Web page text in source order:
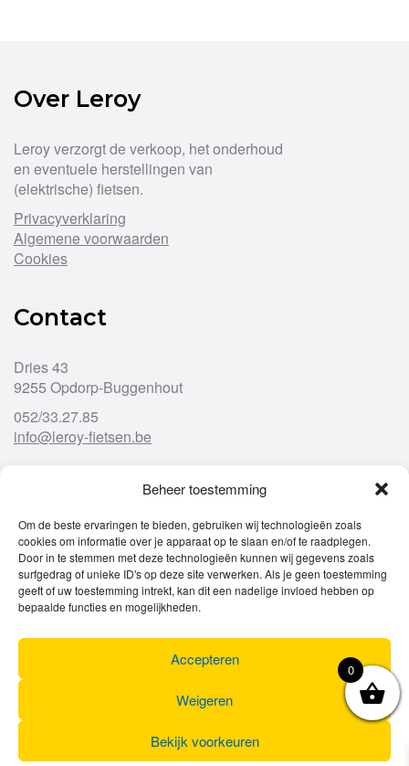
Beheer toestemming
Om de beste ervaringen te bieden, gebruiken wij technologieën zoals
cookies om informatie over je apparaat op te slaan en/of te raadplegen.
Door in te stemmen met deze technologieën kunnen wij gegevens zoals
surfgedrag of unieke ID's op deze site verwerken. Als je geen toestemming
geeft of uw toestemming intrekt, kan dit een nadelige invloed hebben op
bepaalde functies en mogelijkheden.
Accepteren
Weigeren
Bekijk voorkeuren
optie
kan
worden
op
de
Over Leroy
Leroy verzorgt de verkoop, het onderhoud
en eventuele herstellingen van
(elektrische) fietsen.
Privacyverklaring
Algemene voorwaarden
Cookies
Contact
Dries 43
9255 Opdorp-Buggenhout
052/33.27.85
info@leroy-fietsen.be
Openingsuren
Ma
gesloten
Di
9u – 12u
13u – 18u00
Wo
9u – 12u
13u – 18u00
Do
9u – 12u
13u – 18u00
Za
0